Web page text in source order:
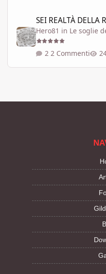
SEI REALTÀ DELLA
Hero81 in Le soglie
2 Commenti